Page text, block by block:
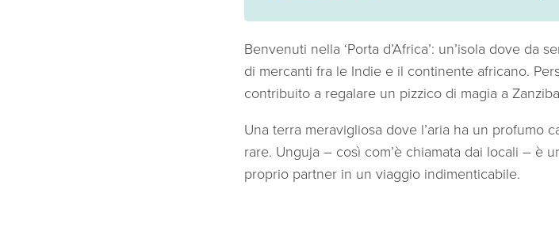
Benvenuti nella ‘Porta d’Africa’: un’isola dove da
di mercanti fra le Indie e il continente africano.
contribuito a regalare un pizzico di magia a
Una terra meravigliosa dove l’aria ha un profumo
rare. Unguja – così com’è chiamata dai locali – è
proprio partner in un viaggio indimenticabile.